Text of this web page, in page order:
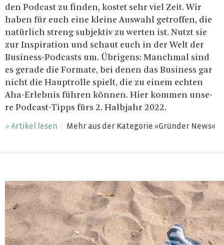
den Pod­cast zu fin­den, kos­tet sehr viel Zeit. Wir
haben für euch eine klei­ne Aus­wahl ge­trof­fen, die
na­tür­lich streng sub­jek­tiv zu wer­ten ist. Nutzt sie
zur In­spi­ra­ti­on und schaut euch in der Welt der
Busi­ness-Pod­casts um. Üb­ri­gens: Manch­mal sind
es ge­ra­de die For­ma­te, bei denen das Busi­ness gar
nicht die Haupt­rol­le spielt, die zu einem ech­ten
Aha-Er­leb­nis füh­ren kön­nen. Hier kom­men un­se­
re Pod­cast-Tipps fürs 2. Halb­jahr 2022.
Ar­ti­kel lesen Mehr aus der Ka­te­go­rie »Grün­der News«